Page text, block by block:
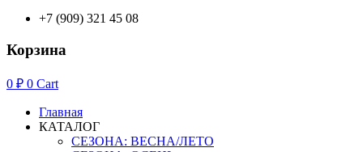
+7 (909) 321 45 08
Корзина
0 ₽ 0 Cart
Главная
КАТАЛОГ
СЕЗОНА: ВЕСНА/ЛЕТО